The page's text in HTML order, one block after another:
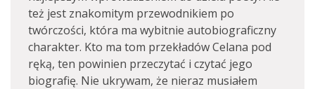
też jest znakomitym przewodnikiem po
twórczości, która ma wybitnie autobiograficzny
charakter. Kto ma tom przekładów Celana pod
ręką, ten powinien przeczytać i czytać jego
biografię. Nie ukrywam, że nieraz musiałem